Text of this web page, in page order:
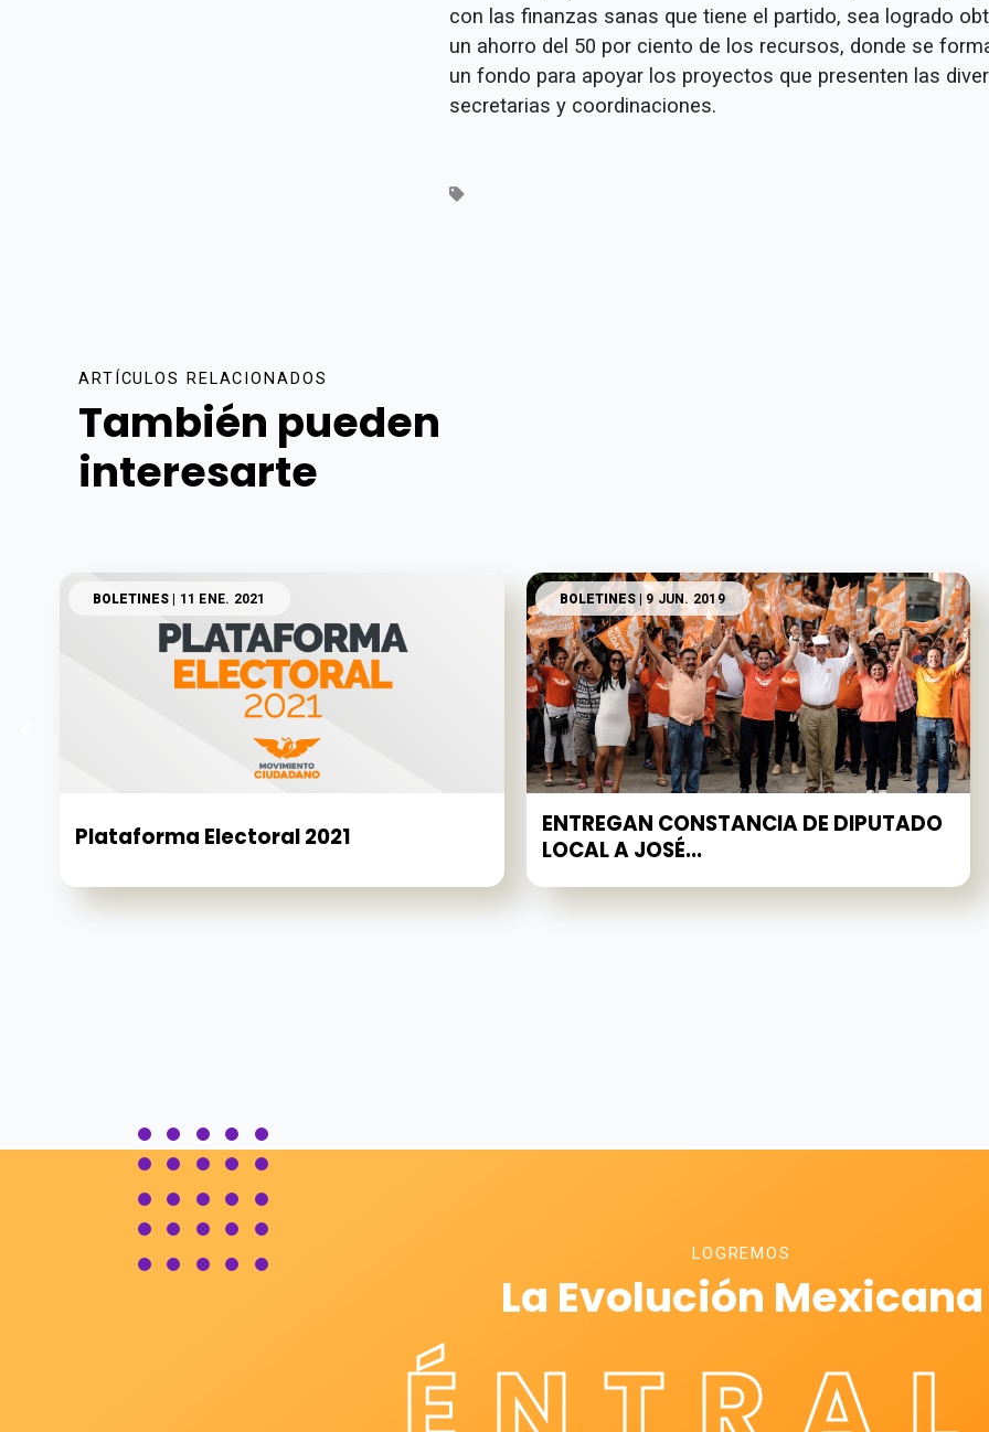
con las finanzas sanas que tiene el partido, sea logrado
un ahorro del 50 por ciento de los recursos, donde se
un fondo para apoyar los proyectos que presenten las
secretarias y coordinaciones.
ARTÍCULOS RELACIONADOS
También pueden
interesarte
BOLETINES | 11 ENE. 2021
Plataforma Electoral 2021
BOLETINES| 9 JUN. 2019
ENTREGAN CONSTANCIA DE DIPUTADO
LOCAL A JOSÉ...
LOGREMOS
La Evolución Mexicana